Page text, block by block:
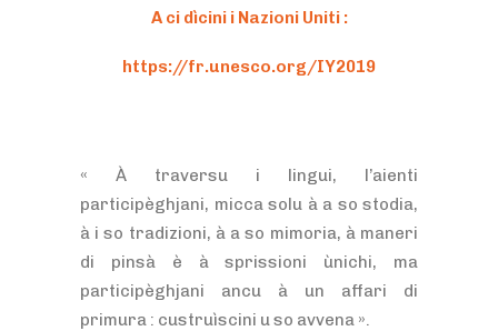
A ci dìcini i Nazioni Uniti :
https://fr.unesco.org/IY2019
« À traversu i lingui, l’aienti
participèghjani, micca solu à a so stodia,
à i so tradizioni, à a so mimoria, à maneri
di pinsà è à sprissioni ùnichi, ma
participèghjani ancu à un affari di
primura : custruìscini u so avvena ».